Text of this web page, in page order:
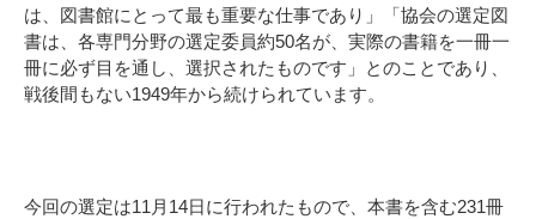
は、図書館にとって最も重要な仕事であり」「協会の選定図
書は、各専門分野の選定委員約50名が、実際の書籍を一冊一
冊に必ず目を通し、選択されたものです」とのことであり、
戦後間もない1949年から続けられています。
今回の選定は11月14日に行われたもので、本書を含む231冊